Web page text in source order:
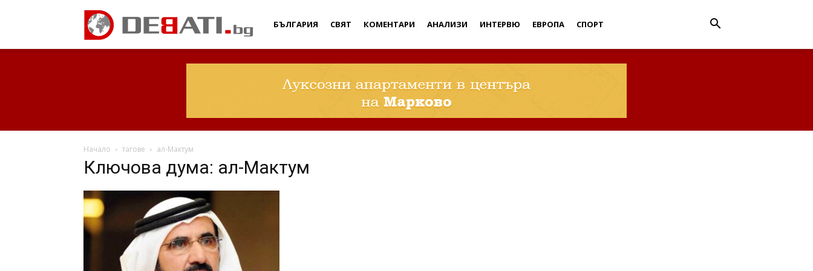
Дебати
БЪЛГАРИЯ СВЯТ КОМЕНТАРИ АНАЛИЗИ ИНТЕРВЮ ЕВРОПА СПОРТ
Начало тагове ал-Мактум
Ключова дума: ал-Мактум